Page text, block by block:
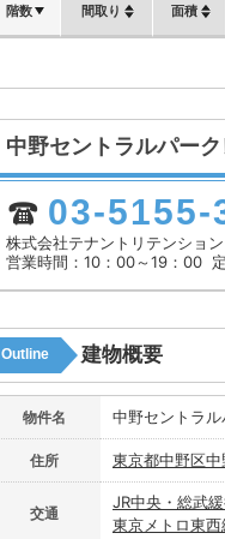
階数 間取り 面積
中野セントラルパー
03-5155-
株式会社テナントリテンション
営業時間：10：00～19：00
Outline 建物概要
物件名 中野セントラ
住所 東京都中野区中
交通
JR中央・総武
東京メトロ東西